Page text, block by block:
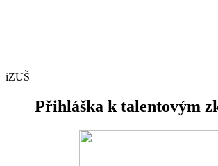
iZUŠ
Přihláška k talentovým